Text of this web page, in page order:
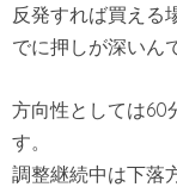
反発すれば買える
でに押しが深いん
方向性としては60
す。
調整継続中は下落